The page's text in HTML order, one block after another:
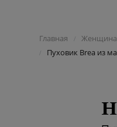
Главная /
/ Пуховик Brea из